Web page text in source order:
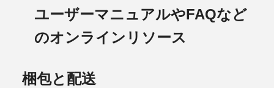
ユーザーマニュアルやFAQなど
のオンラインリソース
梱包と配送